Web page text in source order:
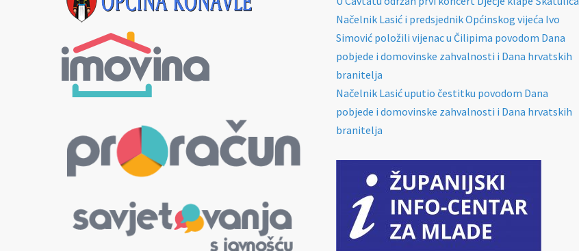
Načelnik Lasić i predsjednik Općinskog vijeća Ivo
Simović položili vijenac u Čilipima povodom Dana
pobjede i domovinske zahvalnosti i Dana hrvatskih
branitelja
Načelnik Lasić uputio čestitku povodom Dana
pobjede i domovinske zahvalnosti i Dana hrvatskih
branitelja